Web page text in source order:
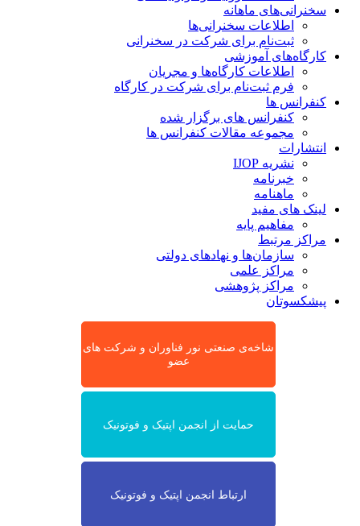
سخنرانی‌های ماهانه
اطلاعات سخنرانی‌‌ها
ثبت‌نام برای شرکت در سخنرانی
کارگاه‌های آموزشی
اطلاعات کارگاه‌ها و مجریان
فرم ثبت‌نام برای شرکت در کارگاه
کنفرانس ها
کنفرانس های برگزار شده
مجموعه مقالات کنفرانس ها
انتشارات
نشریه IJOP
خبرنامه
ماهنامه
لینک های مفید
مفاهیم پایه
مراکز مرتبط
سازمان‌ها و نهادهای دولتی
مراکز علمی
مراکز پژوهشی
پیشکسوتان
شاخه‌ی صنعتی نور فناوران و شرکت های
عضو
حمایت از انجمن اپتیک و فوتونیک
ارتباط انجمن اپتیک و فوتونیک